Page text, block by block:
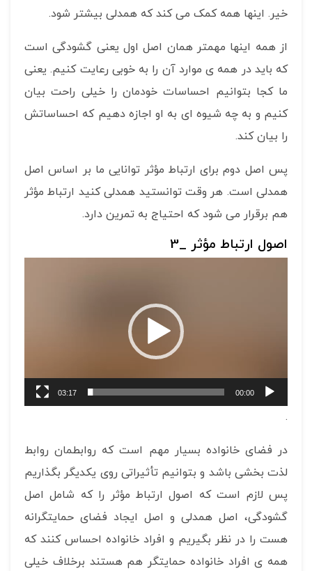
خیر. اینها همه کمک می کند که همدلی بیشتر شود.
از همه اینها مهمتر همان اصل اول یعنی گشودگی است
که باید در همه ی موارد آن را به خوبی رعایت کنیم. یعنی
ما کجا بتوانیم احساسات خودمان را خیلی راحت بیان
کنیم و به چه شیوه ای به او اجازه دهیم که احساساتش
را بیان کند.
پس اصل دوم برای ارتباط مؤثر توانایی ما بر اساس اصل
همدلی است. هر وقت توانستید همدلی کنید ارتباط مؤثر
هم برقرار می شود که احتیاج به تمرین دارد.
اصول ارتباط مؤثر _3
00:00
03:17
.
در فضای خانواده بسیار مهم است که روابطمان روابط
لذت بخشی باشد و بتوانیم تأثیراتی روی یکدیگر بگذاریم
پس لازم است که اصول ارتباط مؤثر را که شامل اصل
گشودگی، اصل همدلی و اصل ایجاد فضای حمایتگرانه
هست را در نظر بگیریم و افراد خانواده احساس کنند که
همه ی افراد خانواده حمایتگر هم هستند برخلاف خیلی